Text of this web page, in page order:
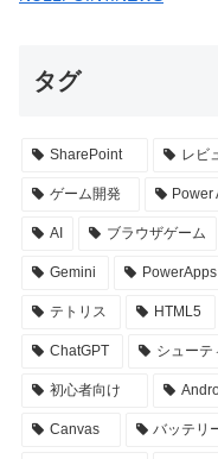
タグ
SharePoint レビ
ゲーム開発 Power
AI ブラウザゲーム
Gemini PowerApps
テトリス HTML5
ChatGPT シューテ
初心者向け
Canvas バッテリ